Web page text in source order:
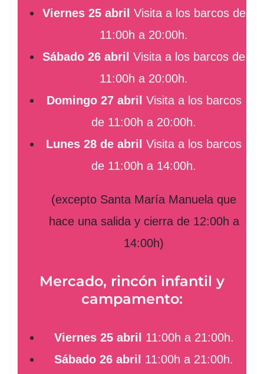
Viernes 25 abril Visita a los barcos de
11:00h a 20:00h.
Sábado 26 abril Visita a los barcos de
11:00h a 20:00h.
Domingo 27 abril Visita a los barcos
de 11:00h a 20:00h.
Lunes 28 de abril Visita a los barcos
de 11:00h a 14:00h.
(excepto Santa María Manuela que
hace una salida y cierra de 12:00h a
14:00h)
Mercado, rincón infantil y
campamento:
Viernes 25 abril
11:00h a 21:00h.
Sábado 26 abril
11:00h a 21:00h.